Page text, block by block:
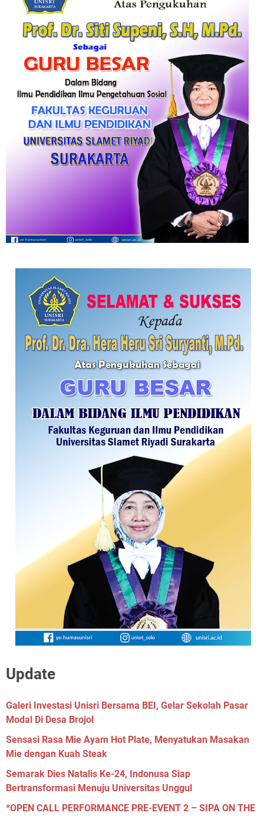
Update
Galeri Investasi Unisri Bersama BEI, Gelar Sekolah Pasar
Modal Di Desa Brojol
Sensasi Rasa Mie Ayam Hot Plate, Menyatukan Masakan
Mie dengan Kuah Steak
Semarak Dies Natalis Ke-24, Indonusa Siap
Bertransformasi Menuju Universitas Unggul
*OPEN CALL PERFORMANCE PRE-EVENT 2 – SIPA ON THE